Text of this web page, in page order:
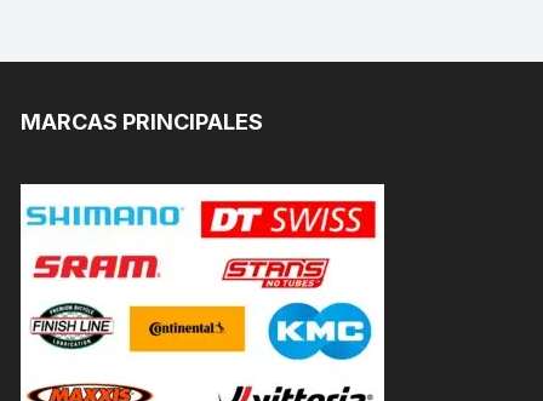
MARCAS PRINCIPALES